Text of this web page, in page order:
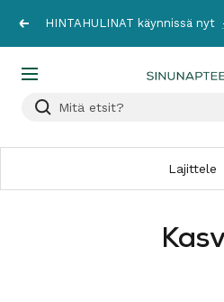
sisältöön
EdellinenHINTAHULINAT käynnissä nyt
Navigaatio
Lajittele